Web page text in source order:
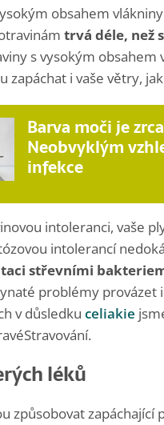
obsahem
trvá déle, než
s vysokým
zapáchat i vaše větry,
Barva moči je
Neobvyklým
infekce
intoleranci, vaše
intolerancí
střevními
problémy provázet
v důsledku celiakie
léků
způsobovat zapáchající